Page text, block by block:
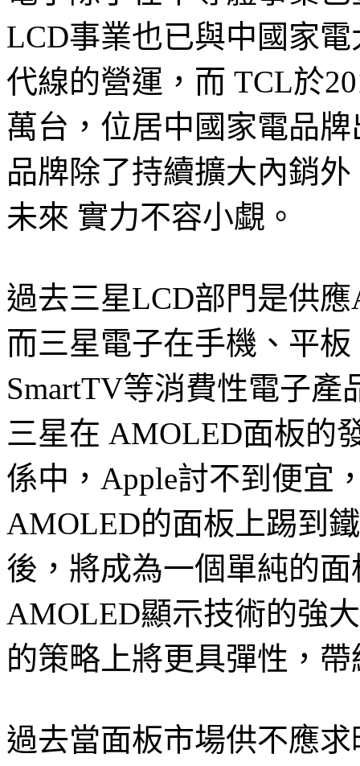
LCD事業也已與中國家
代線的營運，而 TCL於
萬台，位居中國家電品
品牌除了持續擴大內銷
未來 實力不容小覷。
過去三星LCD部門是供
而三星電子在手機、平
SmartTV等消費性電子
三星在 AMOLED面板的
係中，Apple討不到便宜
AMOLED的面板上踢到
後，將成為一個單純的
AMOLED顯示技術的強
的策略上將更具彈性，
過去當面板市場供不應